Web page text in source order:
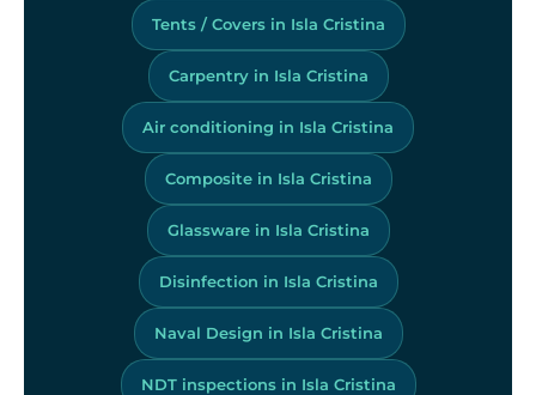
Tents / Covers in Isla Cristina
Carpentry in Isla Cristina
Air conditioning in Isla Cristina
Composite in Isla Cristina
Glassware in Isla Cristina
Disinfection in Isla Cristina
Naval Design in Isla Cristina
NDT inspections in Isla Cristina